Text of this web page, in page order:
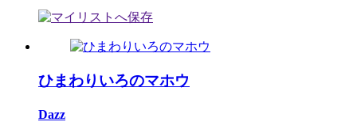
ひまわりいろのマホウ
Dazz